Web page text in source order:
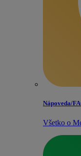
Nápoveda/​
Všetko o